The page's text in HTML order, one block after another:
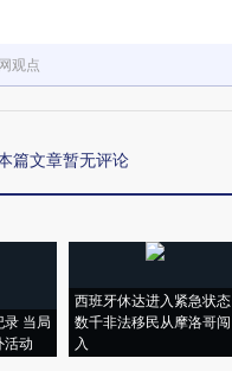
观点
篇文章暂无评论
录 当局
活动
西班牙休达进入紧急状态
数千非法移民从摩洛哥闯
入